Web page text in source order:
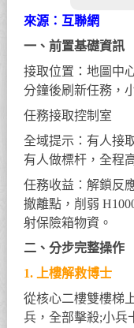
來源：互聯網
一、前置基礎資訊
接取位置：地圖中
分鐘後刷新任務，
任務接取控制室
全域提示：有人接
有人做標杆，全程
任務收益：解鎖反
撤離點，削弱
射保險箱物資。
二、分步完整操作
1. 上樓解救博士
從核心二樓雙樓梯
兵，全部擊殺;小兵